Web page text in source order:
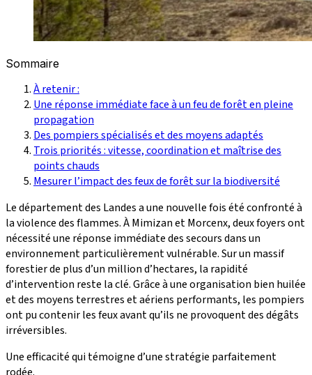
Sommaire
À retenir :
Une réponse immédiate face à un feu de forêt en pleine
propagation
Des pompiers spécialisés et des moyens adaptés
Trois priorités : vitesse, coordination et maîtrise des
points chauds
Mesurer l’impact des feux de forêt sur la biodiversité
Le département des Landes a une nouvelle fois été confronté à
la violence des flammes. À Mimizan et Morcenx, deux foyers ont
nécessité une réponse immédiate des secours dans un
environnement particulièrement vulnérable. Sur un massif
forestier de plus d’un million d’hectares, la rapidité
d’intervention reste la clé. Grâce à une organisation bien huilée
et des moyens terrestres et aériens performants, les pompiers
ont pu contenir les feux avant qu’ils ne provoquent des dégâts
irréversibles.
Une efficacité qui témoigne d’une stratégie parfaitement